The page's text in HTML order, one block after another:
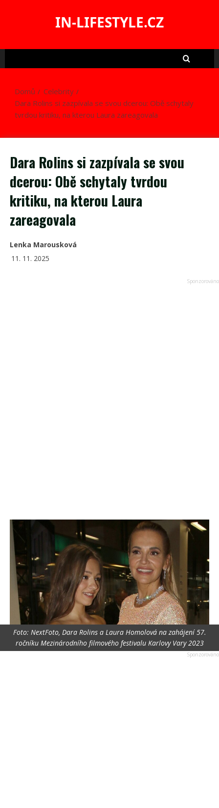
IN-LIFESTYLE.CZ
Domů
Celebrity
Dara Rolins si zazpívala se svou dcerou: Obě schytaly
tvrdou kritiku, na kterou Laura zareagovala
Dara Rolins si zazpívala se svou
dcerou: Obě schytaly tvrdou
kritiku, na kterou Laura
zareagovala
Lenka Marousková
11. 11. 2025
Foto: NextFoto, Dara Rolins a Laura Homolová na zahájení 57.
ročníku Mezinárodního filmového festivalu Karlovy Vary 2023